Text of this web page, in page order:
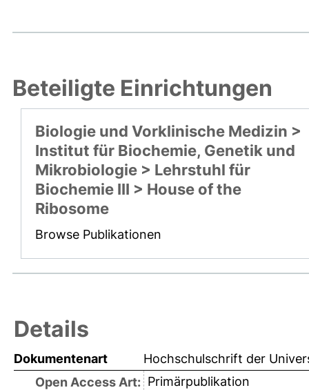
Beteiligte Einrichtungen
Biologie und Vorklinische Medizin >
Institut für Biochemie, Genetik und
Mikrobiologie > Lehrstuhl für
Biochemie III > House of the
Ribosome
Browse Publikationen
Details
Dokumentenart
Hochschulschrift der
Open Access Art: Primärpublikation